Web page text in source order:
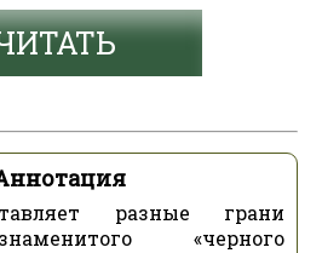
разные грани
«черного